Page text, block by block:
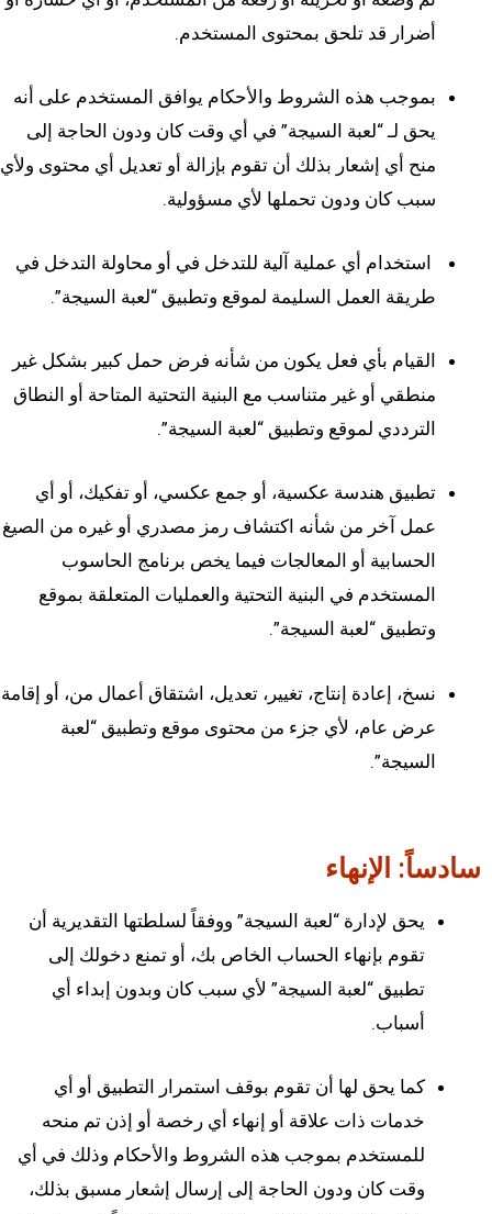
أضرار قد تلحق بمحتوى المستخدم.
بموجب هذه الشروط والأحكام يوافق المستخدم على أنه
يحق لـ “لعبة السيجة” في أي وقت كان ودون الحاجة إلى
منح أي إشعار بذلك أن تقوم بإزالة أو تعديل أي محتوى ولأي
سبب كان ودون تحملها لأي مسؤولية.
استخدام أي عملية آلية للتدخل في أو محاولة التدخل في
طريقة العمل السليمة لموقع وتطبيق “لعبة السيجة”.
القيام بأي فعل يكون من شأنه فرض حمل كبير بشكل غير
منطقي أو غير متناسب مع البنية التحتية المتاحة أو النطاق
الترددي لموقع وتطبيق “لعبة السيجة”.
تطبيق هندسة عكسية، أو جمع عكسي، أو تفكيك، أو أي
عمل آخر من شأنه اكتشاف رمز مصدري أو غيره من الصيغ
الحسابية أو المعالجات فيما يخص برنامج الحاسوب
المستخدم في البنية التحتية والعمليات المتعلقة بموقع
وتطبيق “لعبة السيجة”.
نسخ، إعادة إنتاج، تغيير، تعديل، اشتقاق أعمال من، أو إقامة
عرض عام، لأي جزء من محتوى موقع وتطبيق “لعبة
السيجة”.
سادساً: الإنهاء
يحق لإدارة “لعبة السيجة” ووفقاً لسلطتها التقديرية أن
تقوم بإنهاء الحساب الخاص بك، أو تمنع دخولك إلى
تطبيق “لعبة السيجة” لأي سبب كان وبدون إبداء أي
أسباب.
كما يحق لها أن تقوم بوقف استمرار التطبيق أو أي
خدمات ذات علاقة أو إنهاء أي رخصة أو إذن تم منحه
للمستخدم بموجب هذه الشروط والأحكام وذلك في أي
وقت كان ودون الحاجة إلى إرسال إشعار مسبق بذلك،